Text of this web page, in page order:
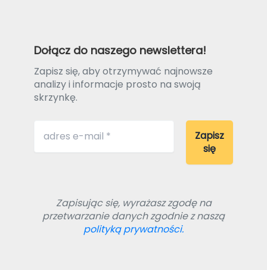
Dołącz do naszego newslettera!
Zapisz się, aby otrzymywać najnowsze
analizy i informacje prosto na swoją
skrzynkę.
Zapisując się, wyrażasz zgodę na
przetwarzanie danych zgodnie z naszą
polityką prywatności.